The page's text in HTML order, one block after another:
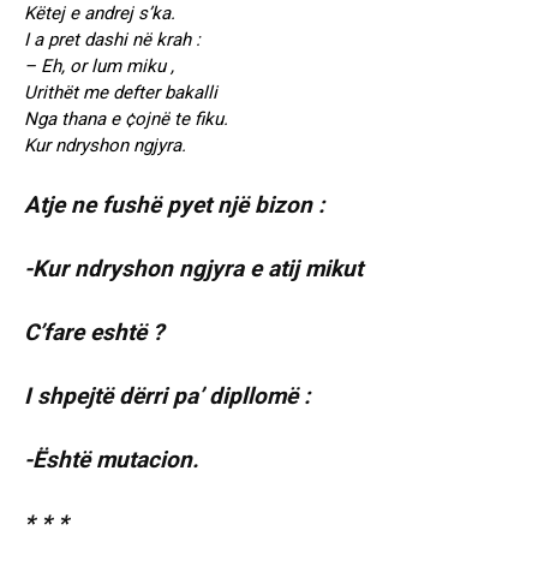
Këtej e andrej s’ka.
I a pret dashi në krah :
– Eh, or lum miku ,
Urithët me defter bakalli
Nga thana e ¢ojnë te fiku.
Kur ndryshon ngjyra.
Atje ne fushë pyet një bizon :
-Kur ndryshon ngjyra e atij mikut
C’fare eshtë ?
I shpejtë dërri pa’ dipllomë :
-Është mutacion.
* * *